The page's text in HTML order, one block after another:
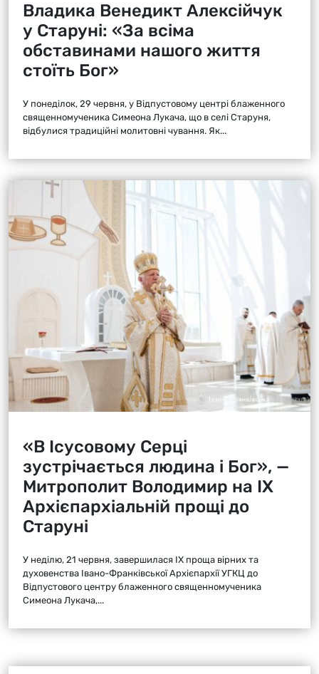
Владика Венедикт Алексійчук
у Старуні: «За всіма
обставинами нашого життя
стоїть Бог»
У понеділок, 29 червня, у Відпустовому центрі блаженного
священномученика Симеона Лукача, що в селі Старуня,
відбулися традиційні молитовні чування. Як...
«В Ісусовому Серці
зустрічається людина і Бог», —
Митрополит Володимир на ІХ
Архієпархіальній прощі до
Старуні
У неділю, 21 червня, завершилася ІХ проща вірних та
духовенства Івано-Франківської Архієпархії УГКЦ до
Відпустового центру блаженного священномученика
Симеона Лукача,...